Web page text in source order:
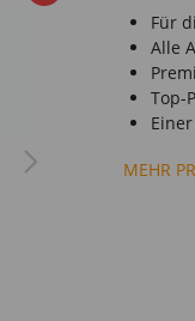
Für
Alle
Top-
MEHR